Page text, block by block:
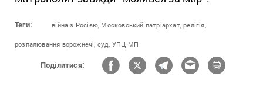
Теги: війна з Росією, Московський патріархат, релігія,
розпалювання ворожнечі, суд, УПЦ МП
Поділитися: